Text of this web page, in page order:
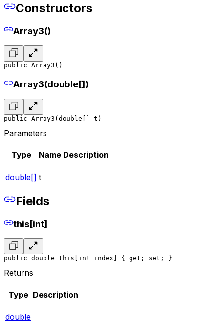
Constructors
Array3()
public Array3()
Array3(double[])
public Array3(double[] t)
Parameters
Type Name Description
double[] t
Fields
this[int]
public double this[int index] { get; set; }
Returns
Type Description
double